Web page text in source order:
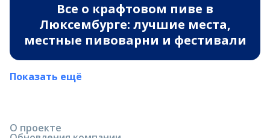
Все о крафтовом пиве в
Люксембурге: лучшие места,
местные пивоварни и фестивали
Показать ещё
О проекте